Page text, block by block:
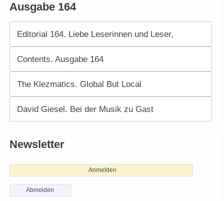
Ausgabe 164
Editorial 164. Liebe Leserinnen und Leser,
Contents. Ausgabe 164
The Klezmatics. Global But Local
David Giesel. Bei der Musik zu Gast
Newsletter
Anmelden
Abmelden